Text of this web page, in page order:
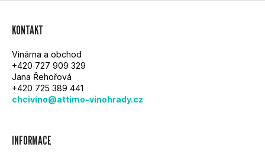
KONTAKT
Vinárna a obchod
+420 727 909 329
Jana Řehořová
+420 725 389 441
chcivino@attimo-vinohrady.cz
INFORMACE